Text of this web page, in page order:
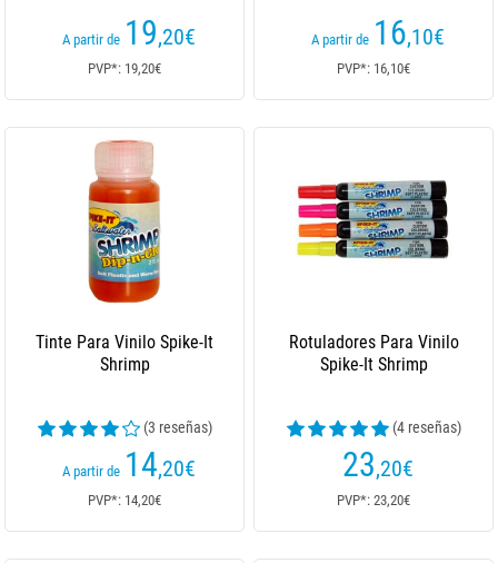
A partir de 19,20€
PVP*: 19,20€
A partir de 16,10€
PVP*: 16,10€
Tinte Para Vinilo Spike-It
Shrimp
(3 reseñas)
A partir de 14,20€
PVP*: 14,20€
Rotuladores Para Vinilo
Spike-It Shrimp
(4 reseñas)
23,20€
PVP*: 23,20€